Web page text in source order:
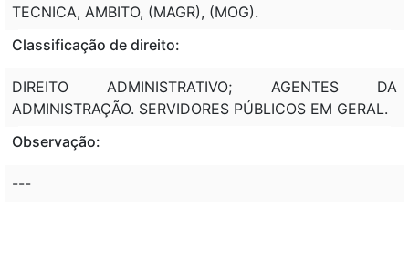
TECNICA, AMBITO, (MAGR), (MOG).
Classificação de direito:
DIREITO ADMINISTRATIVO; AGENTES DA
ADMINISTRAÇÃO. SERVIDORES PÚBLICOS EM GERAL.
Observação:
---